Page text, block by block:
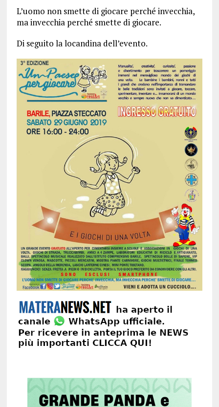
L’uomo non smette di giocare perché invecchia,
ma invecchia perché smette di giocare.
Di seguito la locandina dell’evento.